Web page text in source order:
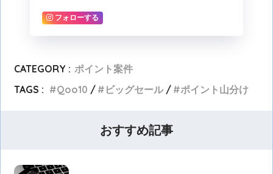
フォローする
CATEGORY : ポイント案件
TAGS :
Qoo10 ビッグセール ポイント山分け
おすすめ記事